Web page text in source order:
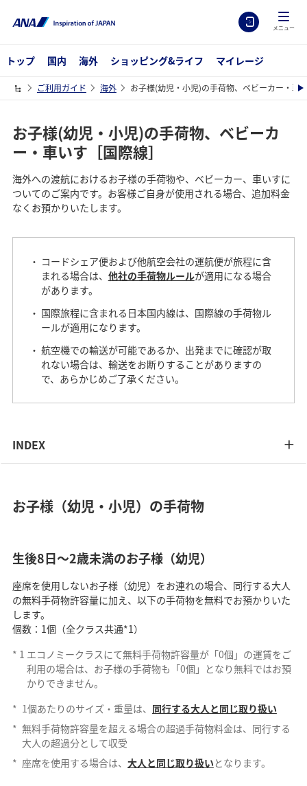
メニュー
トップ 国内 海外 ショッピング&ライフ マイレージ
ご利用ガイド 海外 お子様(幼児・小児)の手荷物、ベビーカー・車
お子様(幼児・小児)の手荷物、ベビーカ
ー・車いす［国際線］
海外への渡航におけるお子様の手荷物や、ベビーカー、車いすに
ついてのご案内です。お客様ご自身が使用される場合、追加料金
なくお預かりいたします。
コードシェア便および他航空会社の運航便が旅程に含
まれる場合は、 他社の手荷物ルールが適用になる場合
があります。
国際旅程に含まれる日本国内線は、国際線の手荷物ル
ールが適用になります。
航空機での輸送が可能であるか、出発までに確認が取
れない場合は、輸送をお断りすることがありますの
で、あらかじめご了承ください。
INDEX
お子様（幼児・小児）の手荷物
生後8日～2歳未満のお子様（幼児）
座席を使用しないお子様（幼児）をお連れの場合、同行する大人
の無料手荷物許容量に加え、以下の手荷物を無料でお預かりいた
します。
個数：1個（全クラス共通*1）
* 1 エコノミークラスにて無料手荷物許容量が「0個」の運賃をご
利用の場合は、お子様の手荷物も「0個」となり無料ではお預
かりできません。
* 1個あたりのサイズ・重量は、 同行する大人と同じ取り扱い
* 無料手荷物許容量を超える場合の超過手荷物料金は、同行する
大人の超過分として収受
* 座席を使用する場合は、 大人と同じ取り扱い となります。